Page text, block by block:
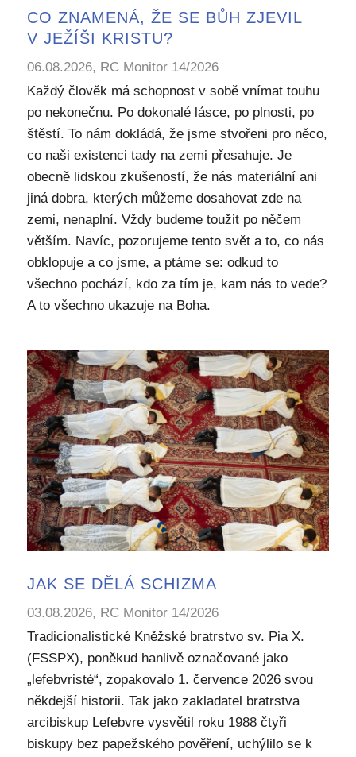
CO ZNAMENÁ, ŽE SE BŮH ZJEVIL
V JEŽÍŠI KRISTU?
06.08.2026, RC Monitor 14/2026
Každý člověk má schopnost v sobě vnímat touhu
po nekonečnu. Po dokonalé lásce, po plnosti, po
štěstí. To nám dokládá, že jsme stvořeni pro něco,
co naši existenci tady na zemi přesahuje. Je
obecně lidskou zkušeností, že nás materiální ani
jiná dobra, kterých můžeme dosahovat zde na
zemi, nenaplní. Vždy budeme toužit po něčem
větším. Navíc, pozorujeme tento svět a to, co nás
obklopuje a co jsme, a ptáme se: odkud to
všechno pochází, kdo za tím je, kam nás to vede?
A to všechno ukazuje na Boha.
JAK SE DĚLÁ SCHIZMA
03.08.2026, RC Monitor 14/2026
Tradicionalistické Kněžské bratrstvo sv. Pia X.
(FSSPX), poněkud hanlivě označované jako
„lefebvristé“, zopakovalo 1. července 2026 svou
někdejší historii. Tak jako zakladatel bratrstva
arcibiskup Lefebvre vysvětil roku 1988 čtyři
biskupy bez papežského pověření, uchýlilo se k